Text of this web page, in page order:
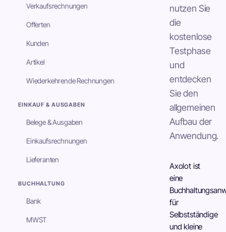
Verkaufsrechnungen
Offerten
Kunden
Artikel
Wiederkehrende Rechnungen
EINKAUF & AUSGABEN
Belege & Ausgaben
Einkaufsrechnungen
Lieferanten
BUCHHALTUNG
Bank
MWST
nutzen Sie
die
kostenlose
Testphase
und
entdecken
Sie den
allgemeinen
Aufbau der
Anwendung.
Axolot ist
eine
für
Selbstständige
und kleine